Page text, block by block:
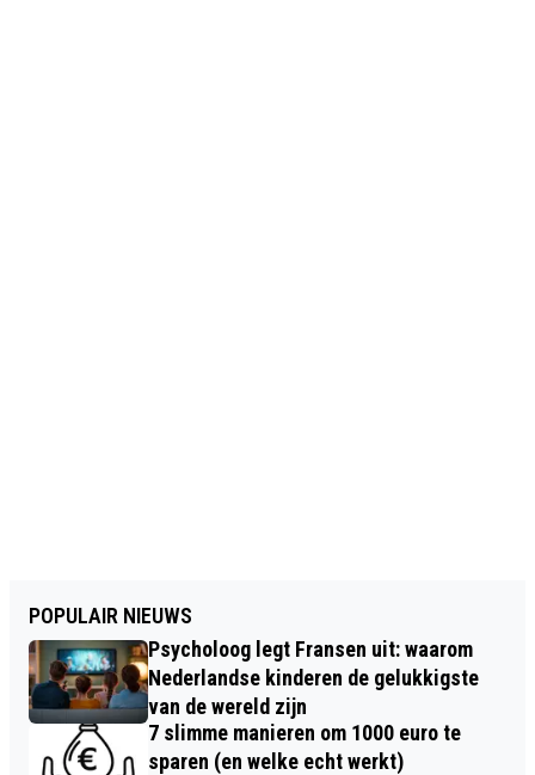
POPULAIR NIEUWS
Psycholoog legt Fransen uit: waarom
Nederlandse kinderen de gelukkigste
van de wereld zijn
7 slimme manieren om 1000 euro te
sparen (en welke echt werkt)